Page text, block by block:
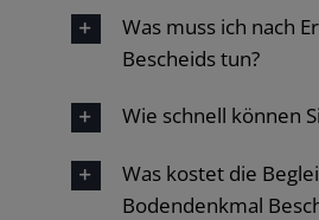
Was muss ich nach
Bescheids tun?
Wie schnell können
Was kostet die
Bodendenkmal